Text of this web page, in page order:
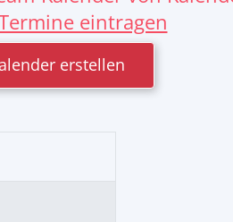
eintragen
erstellen